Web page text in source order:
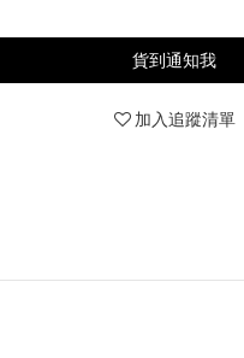
貨到通知我
加入追蹤清單